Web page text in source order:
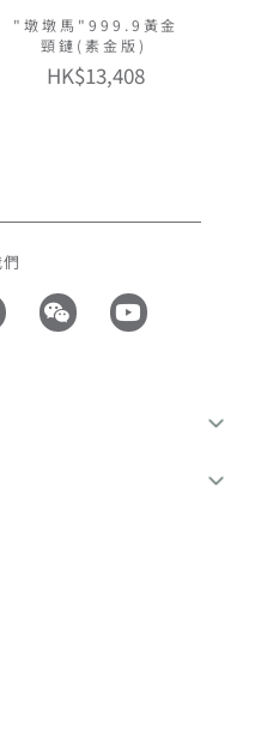
"墩墩馬"999.9黃金
頸鏈(素金版)
HK$13,408